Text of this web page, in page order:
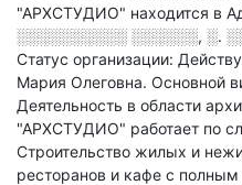
"АРХСТУДИО" находится в
░░░░░░░░░░ ░░░░░░, ░.
Статус организации:
Мария Олеговна. Основной
Деятельность в области
"АРХСТУДИО" работает по
Строительство жилых и
ресторанов и кафе с